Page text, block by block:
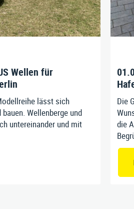
Wellen für
lässt sich
Wellenberge und
untereinander und mit
Die
die